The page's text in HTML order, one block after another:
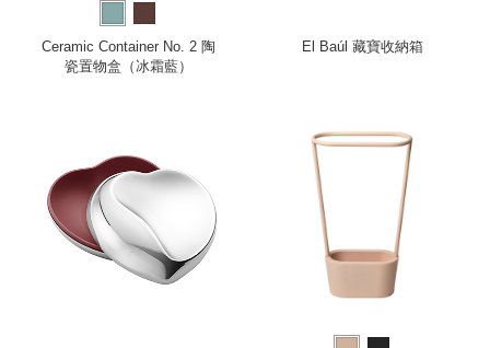
Ceramic Container No. 2 陶
瓷置物盒（冰霜藍）
El Baúl 藏寶收納箱